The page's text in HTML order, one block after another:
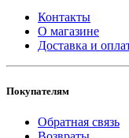
Контакты
О магазине
Доставка и
Покупателям
Обратная связь